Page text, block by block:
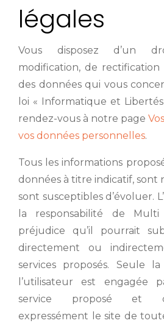
légales
Vous disposez d’un
modification, de
des données qui vous
loi « Informatique et
rendez-vous à notre page
vos données personnelles.
Tous les informations
données à titre indicatif, sont
sont susceptibles d’évoluer.
la responsabilité de
préjudice qu’il pourrait
directement ou
services proposés. Seule
l’utilisateur est engagée
service proposé et
expressément le site de